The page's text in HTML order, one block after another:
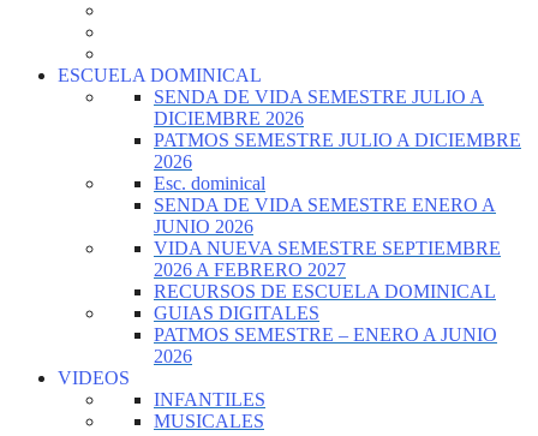
ESCUELA DOMINICAL
SENDA DE VIDA SEMESTRE JULIO A
DICIEMBRE 2026
PATMOS SEMESTRE JULIO A DICIEMBRE
2026
Esc. dominical
SENDA DE VIDA SEMESTRE ENERO A
JUNIO 2026
VIDA NUEVA SEMESTRE SEPTIEMBRE
2026 A FEBRERO 2027
RECURSOS DE ESCUELA DOMINICAL
GUIAS DIGITALES
PATMOS SEMESTRE – ENERO A JUNIO
2026
VIDEOS
INFANTILES
MUSICALES